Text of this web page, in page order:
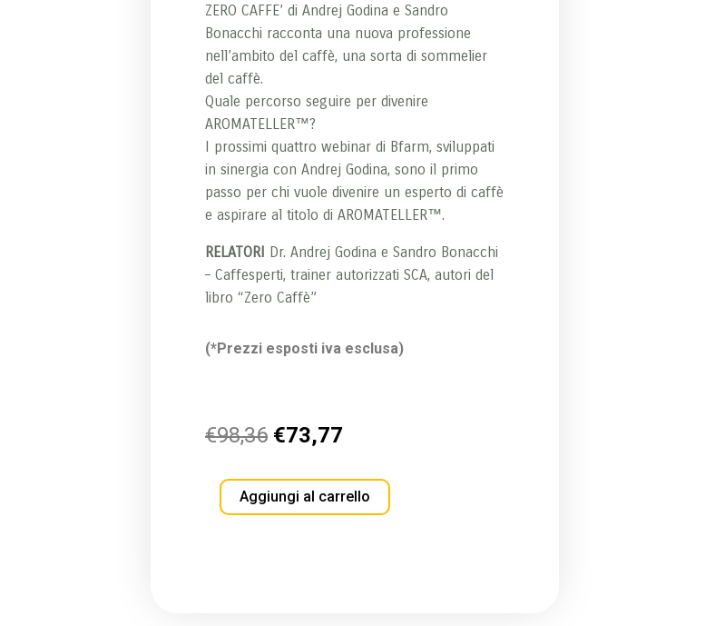
ZERO CAFFE’ di Andrej Godina e Sandro
Bonacchi racconta una nuova professione
nell’ambito del caffè, una sorta di sommelier
del caffè.
Quale percorso seguire per divenire
AROMATELLER™?
I prossimi quattro webinar di Bfarm, sviluppati
in sinergia con Andrej Godina, sono il primo
passo per chi vuole divenire un esperto di caffè
e aspirare al titolo di AROMATELLER™.
RELATORI Dr. Andrej Godina e Sandro Bonacchi
– Caffesperti, trainer autorizzati SCA, autori del
libro “Zero Caffè”
(*Prezzi esposti iva esclusa)
€98,36 €73,77
Aggiungi al carrello